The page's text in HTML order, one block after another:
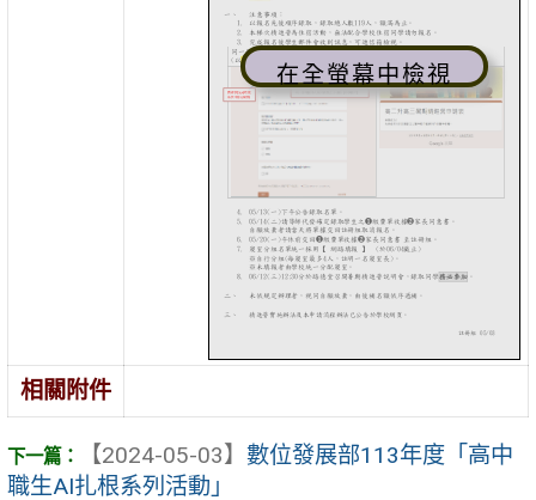
在全螢幕中檢視
相關附件
【2024-05-03】 數位發展部113年度「高中
職生AI扎根系列活動」